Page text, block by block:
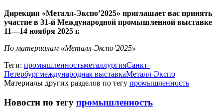
Дирекция «Металл-Экспо’2025» приглашает вас принять
участие в 31-й Международной промышленной выставке
11—14 ноября 2025 г.
По материалам «Металл-Экспо’2025»
Теги: промышленностьметаллургияСанкт-
Петербургмеждународная выставкаМеталл-Экспо
Материалы других разделов по тегу промышленность
Новости по тегу промышленность